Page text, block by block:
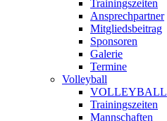
Trainingszeiten
Ansprechpartner
Mitgliedsbeitrag
Sponsoren
Galerie
Termine
Volleyball
VOLLEYBALL
Trainingszeiten
Mannschaften